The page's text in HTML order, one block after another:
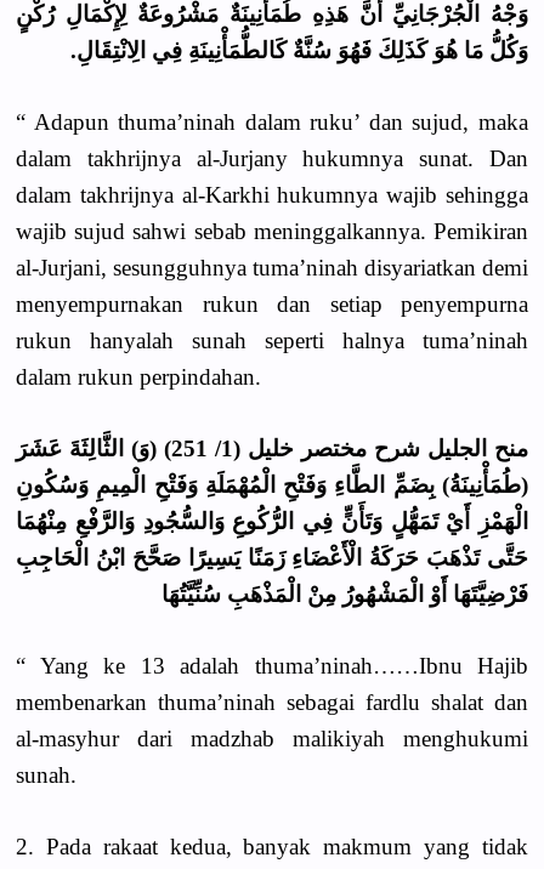
وَجْهُ الْجُرْجَانِيِّ أَنَّ هَذِهِ طُمَأْنِينَةٌ مَشْرُوعَةٌ لِإِكْمَالِ رُكْنٍ
وَكُلُّ مَا هُوَ كَذَلِكَ فَهُوَ سُنَّةٌ كَالطُّمَأْنِينَةِ فِي الِانْتِقَالِ.
“ Adapun thuma’ninah dalam ruku’ dan sujud, maka
dalam takhrijnya al-Jurjany hukumnya sunat. Dan
dalam takhrijnya al-Karkhi hukumnya wajib sehingga
wajib sujud sahwi sebab meninggalkannya. Pemikiran
al-Jurjani, sesungguhnya tuma’ninah disyariatkan demi
menyempurnakan rukun dan setiap penyempurna
rukun hanyalah sunah seperti halnya tuma’ninah
dalam rukun perpindahan.
منح الجليل شرح مختصر خليل (1/ 251) (وَ) الثَّالِثَةَ عَشَرَ
(طُمَأْنِينَةُ) بِضَمِّ الطَّاءِ وَفَتْحِ الْمُهْمَلَةِ وَفَتْحِ الْمِيمِ وَسُكُونِ
الْهَمْزِ أَيْ تَمَهُّلٍ وَتَأَنٍّ فِي الرُّكُوعِ وَالسُّجُودِ وَالرَّفْعِ مِنْهُمَا
حَتَّى تَذْهَبَ حَرَكَةُ الْأَعْضَاءِ زَمَنًا يَسِيرًا صَحَّحَ ابْنُ الْحَاجِبِ
فَرْضِيَّتَهَا أَوْ الْمَشْهُورُ مِنْ الْمَذْهَبِ سُنِّيَّتُهَا
“ Yang ke 13 adalah thuma’ninah……Ibnu Hajib
membenarkan thuma’ninah sebagai fardlu shalat dan
al-masyhur dari madzhab malikiyah menghukumi
sunah.
2. Pada rakaat kedua, banyak makmum yang tidak